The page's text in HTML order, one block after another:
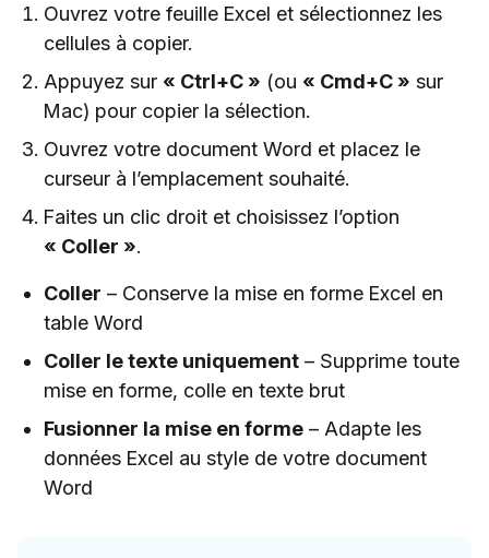
Ouvrez votre feuille Excel et sélectionnez les
cellules à copier.
Appuyez sur « Ctrl+C » (ou « Cmd+C » sur
Mac) pour copier la sélection.
Ouvrez votre document Word et placez le
curseur à l’emplacement souhaité.
Faites un clic droit et choisissez l’option
« Coller ».
Coller – Conserve la mise en forme Excel en
table Word
Coller le texte uniquement – Supprime toute
mise en forme, colle en texte brut
Fusionner la mise en forme – Adapte les
données Excel au style de votre document
Word